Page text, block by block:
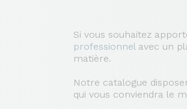
Si vous souhaitez
professionnelavec un
matière.
Notre catalogue
qui vous conviendra le